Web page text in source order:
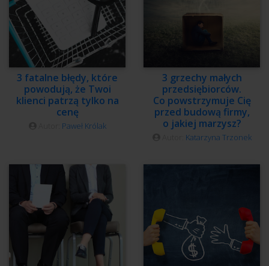
3 fatalne błędy, które
powodują, że Twoi
klienci patrzą tylko na
cenę
Paweł Królak
3 grzechy małych
przedsiębiorców.
Co powstrzymuje Cię
przed budową firmy,
o jakiej marzysz?
Katarzyna Trzonek